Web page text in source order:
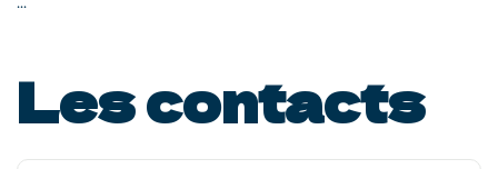
Les contacts